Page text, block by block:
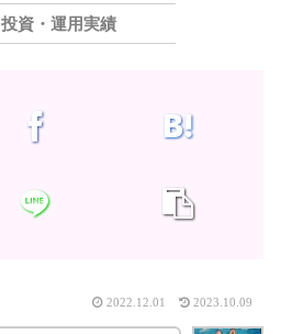
投資・運用実績
2022.12.01 2023.10.09